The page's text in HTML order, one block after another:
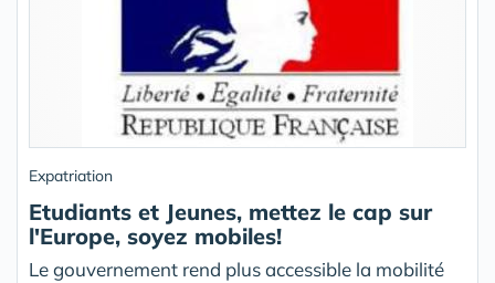
Expatriation
Etudiants et Jeunes, mettez le cap sur
l'Europe, soyez mobiles!
Le gouvernement rend plus accessible la mobilité